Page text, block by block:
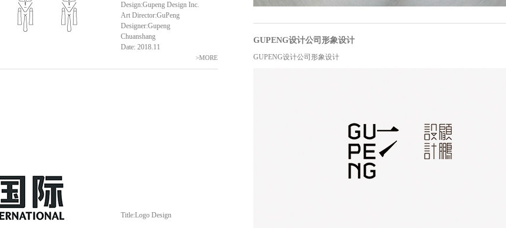
GUPENG设计公司形象设计
GUPENG设计公司形象设计
Design:Gupeng Design Inc.
Art Director:GuPeng
Designer:Gupeng
Chuanshang
Date: 2018.11
>MORE
Title:Logo Design